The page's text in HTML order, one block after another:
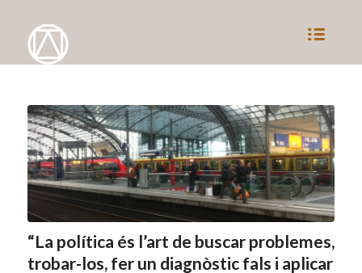
“La política és l’art de buscar problemes,
trobar-los, fer un diagnòstic fals i aplicar